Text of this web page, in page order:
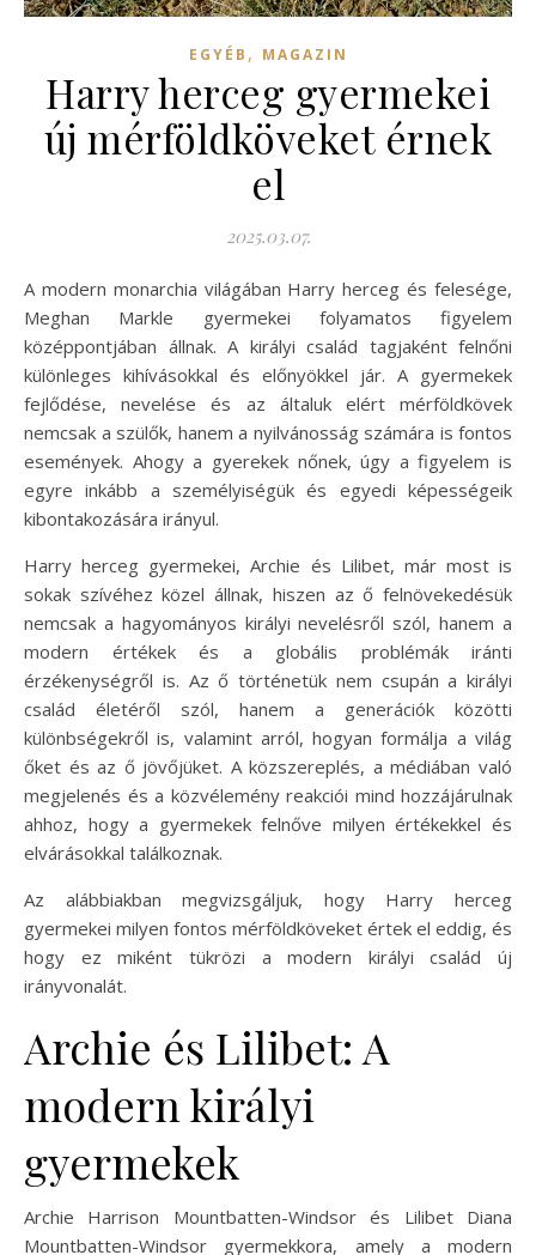
EGYÉB , MAGAZIN
Harry herceg gyermekei
új mérföldköveket érnek
el
2025.03.07.
A modern monarchia világában Harry herceg és felesége,
Meghan Markle gyermekei folyamatos figyelem
középpontjában állnak. A királyi család tagjaként felnőni
különleges kihívásokkal és előnyökkel jár. A gyermekek
fejlődése, nevelése és az általuk elért mérföldkövek
nemcsak a szülők, hanem a nyilvánosság számára is fontos
események. Ahogy a gyerekek nőnek, úgy a figyelem is
egyre inkább a személyiségük és egyedi képességeik
kibontakozására irányul.
Harry herceg gyermekei, Archie és Lilibet, már most is
sokak szívéhez közel állnak, hiszen az ő felnövekedésük
nemcsak a hagyományos királyi nevelésről szól, hanem a
modern értékek és a globális problémák iránti
érzékenységről is. Az ő történetük nem csupán a királyi
család életéről szól, hanem a generációk közötti
különbségekről is, valamint arról, hogyan formálja a világ
őket és az ő jövőjüket. A közszereplés, a médiában való
megjelenés és a közvélemény reakciói mind hozzájárulnak
ahhoz, hogy a gyermekek felnőve milyen értékekkel és
elvárásokkal találkoznak.
Az alábbiakban megvizsgáljuk, hogy Harry herceg
gyermekei milyen fontos mérföldköveket értek el eddig, és
hogy ez miként tükrözi a modern királyi család új
irányvonalát.
Archie és Lilibet: A
modern királyi
gyermekek
Archie Harrison Mountbatten-Windsor és Lilibet Diana
Mountbatten-Windsor gyermekkora, amely a modern